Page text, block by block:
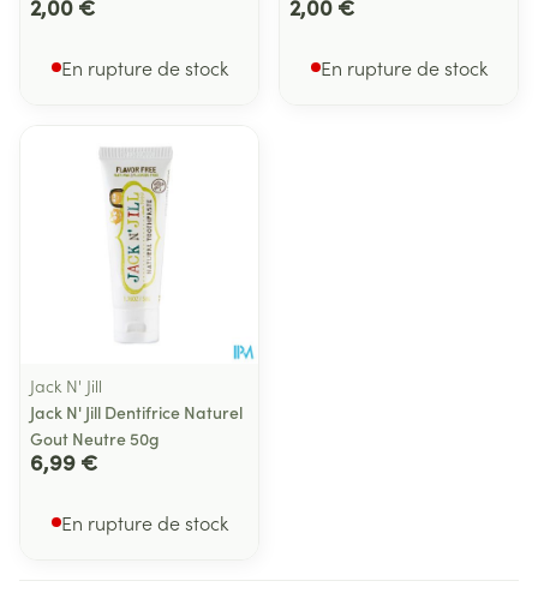
2,00 €
En rupture de stock
2,00 €
En rupture de stock
Jack N' Jill
Jack N' Jill Dentifrice Naturel
Gout Neutre 50g
6,99 €
En rupture de stock